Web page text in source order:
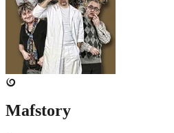
Mafstory